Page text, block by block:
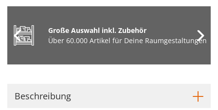
Große Auswahl inkl. Zubehör
Über 60.000 Artikel für Deine Raumgestaltungen
Beschreibung